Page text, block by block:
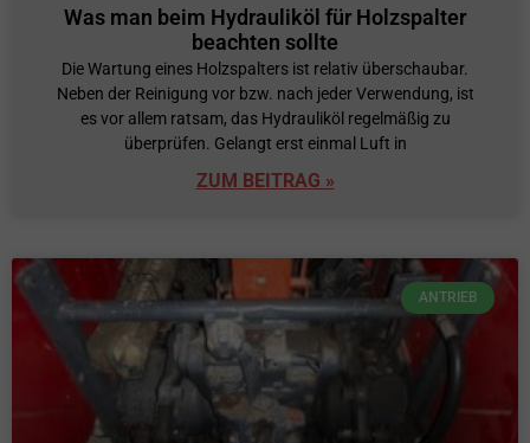
Was man beim Hydrauliköl für Holzspalter
beachten sollte
Die Wartung eines Holzspalters ist relativ überschaubar.
Neben der Reinigung vor bzw. nach jeder Verwendung, ist
es vor allem ratsam, das Hydrauliköl regelmäßig zu
überprüfen. Gelangt erst einmal Luft in
ZUM BEITRAG »
ANTRIEB